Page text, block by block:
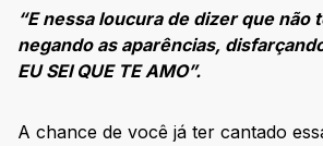
“E nessa loucura de dizer que não
negando as aparências,
EU SEI QUE TE AMO”.
A chance de você já ter cantado